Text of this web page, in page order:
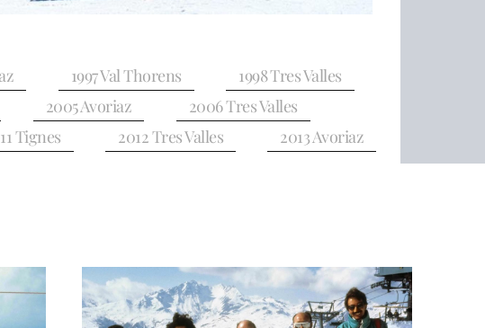
1997 Val Thorens
1998 Tres Valles
2005 Avoriaz
2006 Tres Valles
Tignes 2012 Tres Valles
2013 Avoriaz